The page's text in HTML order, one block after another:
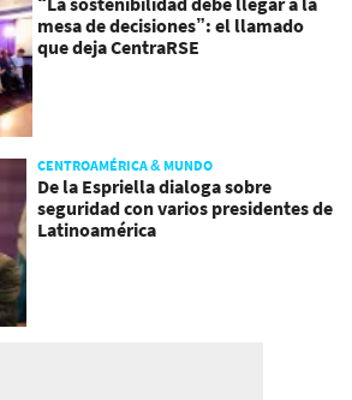
mesa de decisiones”: el llamado
que deja CentraRSE
CENTROAMÉRICA & MUNDO
De la Espriella dialoga sobre
seguridad con varios presidentes de
Latinoamérica